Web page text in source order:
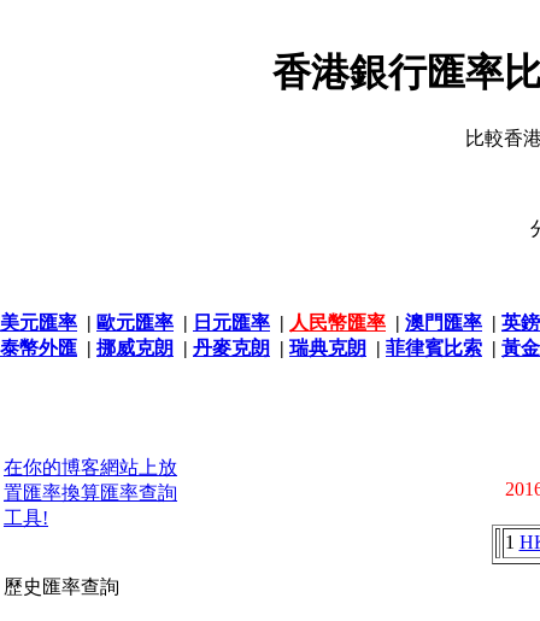
香港銀行匯率
比較香
美元匯率 | 歐元匯率 | 日元匯率 | 人民幣匯率 | 澳門匯率 | 英
泰幣外匯 | 挪威克朗 | 丹麥克朗 | 瑞典克朗 | 菲律賓比索 | 黃
在你的博客網站上放
置匯率換算匯率查詢
工具!
歷史匯率查詢
1